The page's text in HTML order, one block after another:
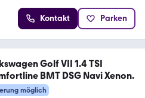
Kontakt Parken
Golf VII 1.4 TSI
BMT DSG Navi Xenon.
möglich